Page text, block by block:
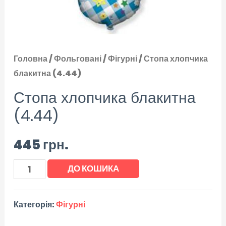
Головна/Фольговані/Фігурні/ Стопа хлопчика
блакитна (4.44)
Стопа хлопчика блакитна
(4.44)
445грн.
ДО КОШИКА
Категорія:Фігурні